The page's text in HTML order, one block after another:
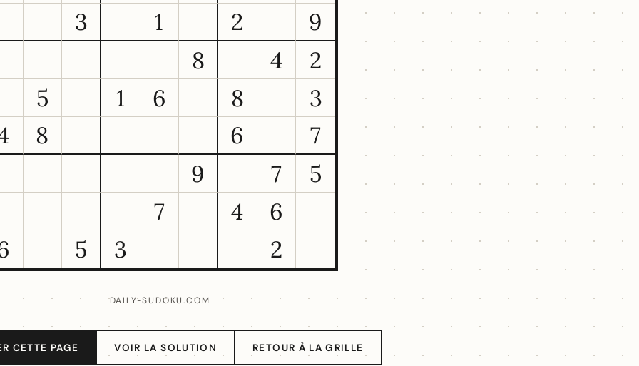
3
1 2
9
8
4
2
5
1 6 8
3
8 6
7
9
7
5
7
4
6
5 3 2
DAILY-SUDOKU.COM
CETTE PAGE VOIR LA SOLUTION RETOUR À LA GRILLE